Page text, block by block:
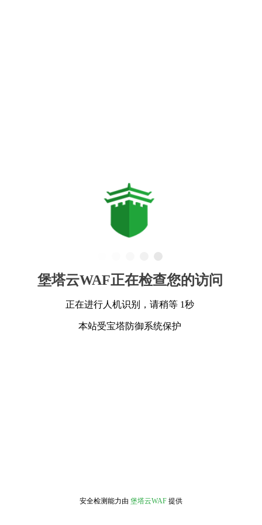
堡塔云WAF正在检查您的访问
正在进行人机识别，请稍等 1秒
本站受宝塔防御系统保护
安全检测能力由 堡塔云WAF 提供